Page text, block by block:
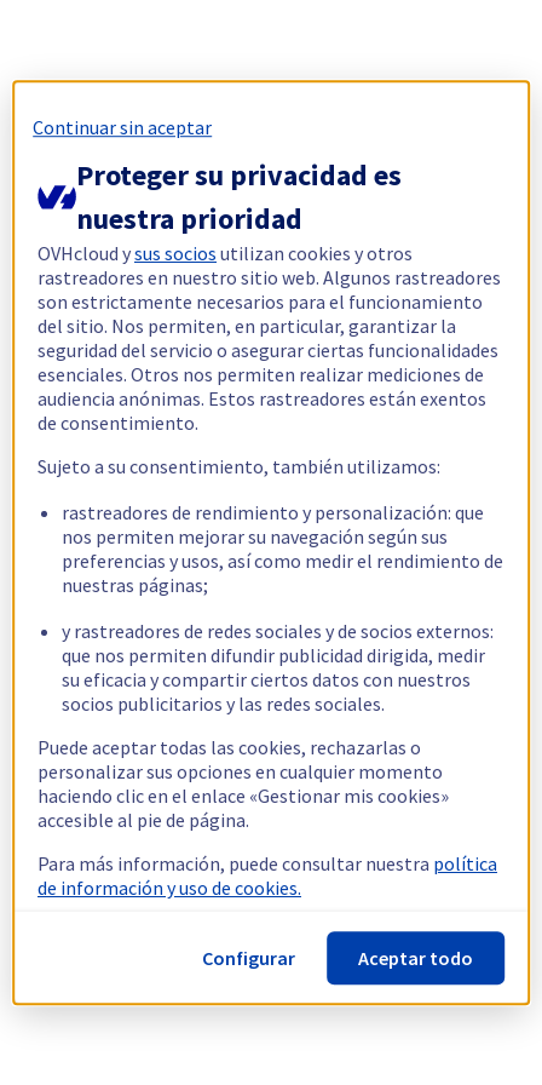
Continuar sin aceptar
Proteger su privacidad es
nuestra prioridad
OVHcloud ysus socios utilizan cookies y otros
rastreadores en nuestro sitio web. Algunos rastreadores
son estrictamente necesarios para el funcionamiento
del sitio. Nos permiten, en particular, garantizar la
seguridad del servicio o asegurar ciertas funcionalidades
esenciales. Otros nos permiten realizar mediciones de
audiencia anónimas. Estos rastreadores están exentos
de consentimiento.
Sujeto a su consentimiento, también utilizamos:
rastreadores de rendimiento y personalización: que
nos permiten mejorar su navegación según sus
preferencias y usos, así como medir el rendimiento de
nuestras páginas;
y rastreadores de redes sociales y de socios externos:
que nos permiten difundir publicidad dirigida, medir
su eficacia y compartir ciertos datos con nuestros
socios publicitarios y las redes sociales.
Puede aceptar todas las cookies, rechazarlas o
personalizar sus opciones en cualquier momento
haciendo clic en el enlace «Gestionar mis cookies»
accesible al pie de página.
Para más información, puede consultar nuestra política
de información y uso de cookies.
Configurar Aceptar todo